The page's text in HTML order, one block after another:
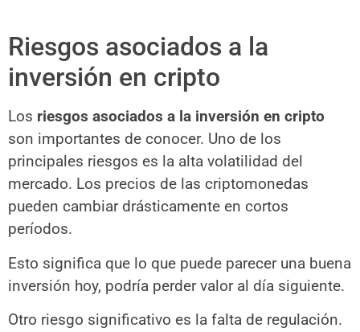
Riesgos asociados a la
inversión en cripto
Los riesgos asociados a la inversión en cripto
son importantes de conocer. Uno de los
principales riesgos es la alta volatilidad del
mercado. Los precios de las criptomonedas
pueden cambiar drásticamente en cortos
períodos.
Esto significa que lo que puede parecer una buena
inversión hoy, podría perder valor al día siguiente.
Otro riesgo significativo es la falta de regulación.